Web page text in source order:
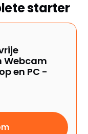
starter
Webcam
en PC -